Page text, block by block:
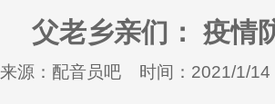
父老乡亲们： 疫情
来源：配音员吧 时间：2021/1/14